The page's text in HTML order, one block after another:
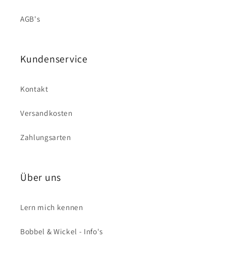
AGB's
Kundenservice
Kontakt
Versandkosten
Zahlungsarten
Über uns
Lern mich kennen
Bobbel & Wickel - Info's